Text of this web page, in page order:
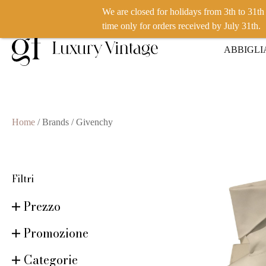
VUOI VENDERE UN PRODOTTO? CLICCA QUI
Home / Brands / Givenchy
Filtri
Prezzo
Promozione
Categorie
We are closed for holidays from 3th to
time only for orders received by July 31th.